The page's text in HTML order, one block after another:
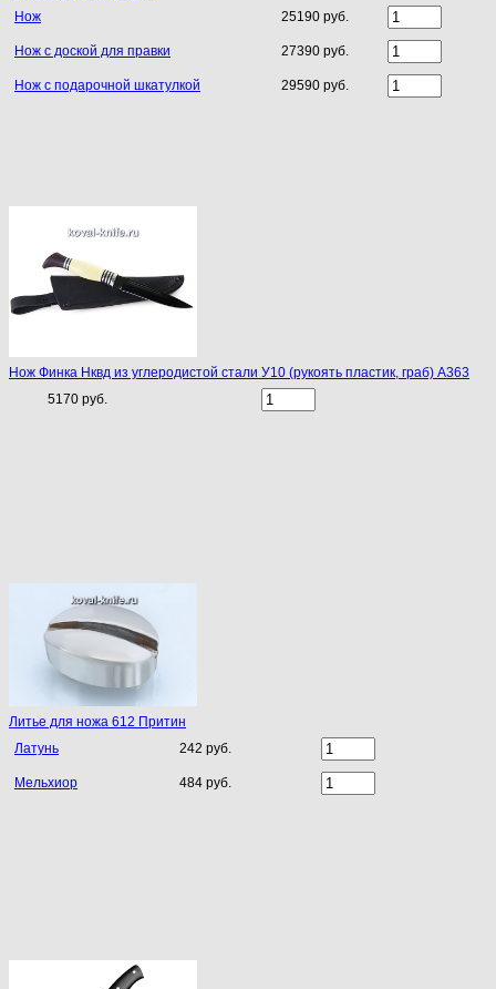
Нож
25190 руб.
Нож с доской для правки 27390 руб.
Нож с подарочной шкатулкой 29590 руб.
Нож Финка Нквд из углеродистой стали У10 (рукоять пластик, граб) A363
5170 руб.
Литье для ножа 612 Притин
Латунь
242 руб.
Мельхиор 484 руб.